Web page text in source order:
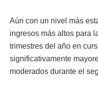
Aún con un nivel más
ingresos más altos para
trimestres del año en
significativamente
moderados durante el